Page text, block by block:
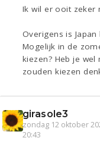
Ik wil er ooit zeker
Overigens is
Mogelijk in de
kiezen? Heb je
zouden kiezen
girasole3
zondag 12 oktober
20:43